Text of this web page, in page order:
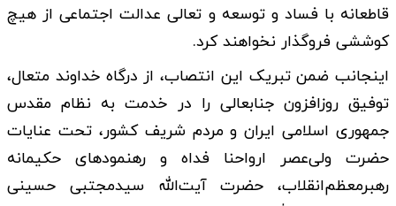
قاطعانه با فساد و توسعه و تعالی عدالت اجتماعی از هیچ
کوششی فروگذار نخواهند کرد.
اینجانب ضمن تبریک این انتصاب، از درگاه خداوند متعال،
توفیق روزافزون جنابعالی را در خدمت به نظام مقدس
جمهوری اسلامی ایران و مردم شریف کشور، تحت عنایات
حضرت ولی‌عصر ارواحنا فداه و رهنمودهای حکیمانه
رهبرمعظم‌انقلاب، حضرت آیت‌الله سیدمجتبی حسینی